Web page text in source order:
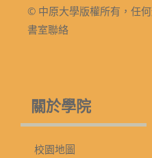
© 中原大學版權所有，任
書室聯絡
關於學院
校園地圖